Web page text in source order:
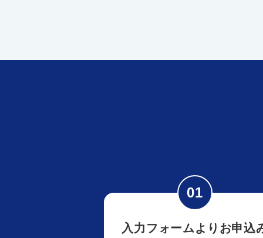
入力フォームよりお申込